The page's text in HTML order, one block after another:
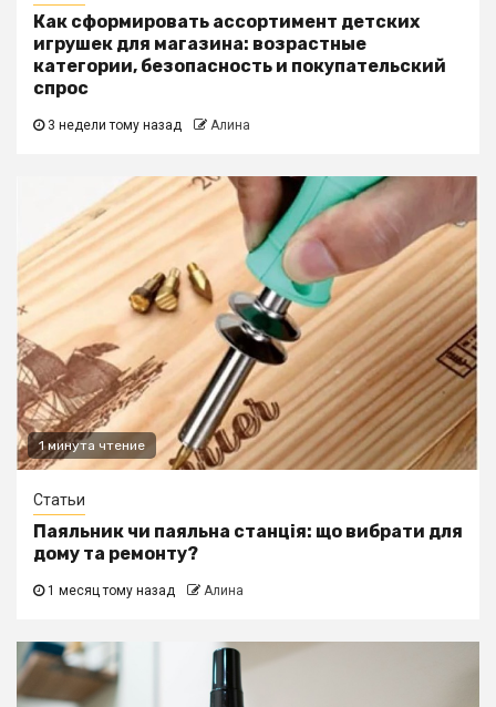
Как сформировать ассортимент детских
игрушек для магазина: возрастные
категории, безопасность и покупательский
спрос
3 недели тому назад Алина
1 минута чтение
Статьи
Паяльник чи паяльна станція: що вибрати для
дому та ремонту?
1 месяц тому назад Алина